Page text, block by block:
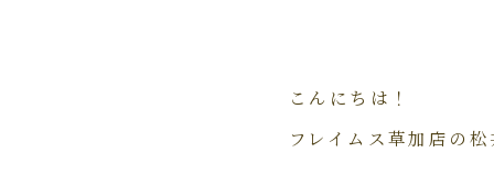
こんにちは！
フレイムス草加店の